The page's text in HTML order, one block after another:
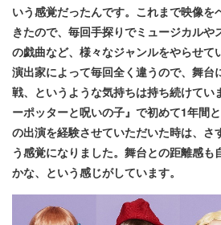
いう感覚だったんです。これまで映像を
きたので、毎回手探りでミュージカルや
の戯曲など、様々なジャンルをやらせて
演出家によって毎回全く違うので、舞台
戦、というような気持ちは持ち続けてい
ーポッターと呪いの子』で初めて1年間
の出演を経験させていただいた時は、さ
う感覚になりました。舞台との距離感も
かな、という感じがしています。